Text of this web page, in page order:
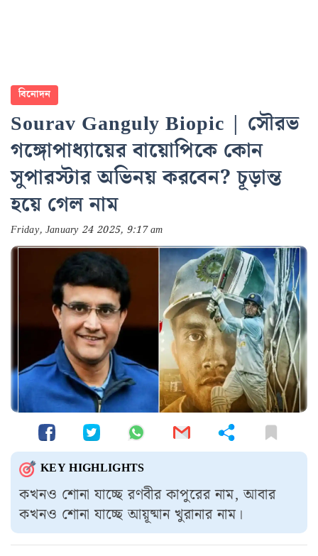
বিনোদন
Sourav Ganguly Biopic | সৌরভ
গঙ্গোপাধ্যায়ের বায়োপিকে কোন
সুপারস্টার অভিনয় করবেন? চূড়ান্ত
হয়ে গেল নাম
Friday, January 24 2025, 9:17 am
KEY HIGHLIGHTS
কখনও শোনা যাচ্ছে রণবীর কাপুরের নাম, আবার
কখনও শোনা যাচ্ছে আয়ূষ্মান খুরানার নাম।